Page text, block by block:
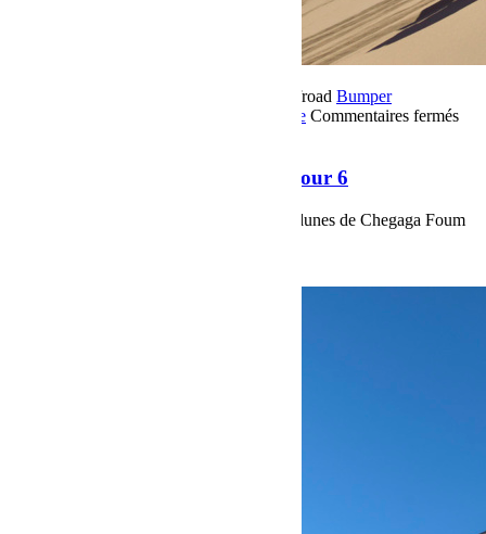
Par Martial BumperOffroad Bumper
Voyage Commentaires fermés
Raid Sahara Tour Maroc 2018 Jour 6
Raid Sahara Tour Maroc 2018 Jour 6, les dunes de Chegaga Foum